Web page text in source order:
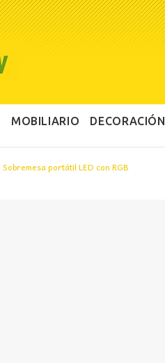
MOBILIARIO DECORACIÓN
Sobremesa portátil LED con RGB